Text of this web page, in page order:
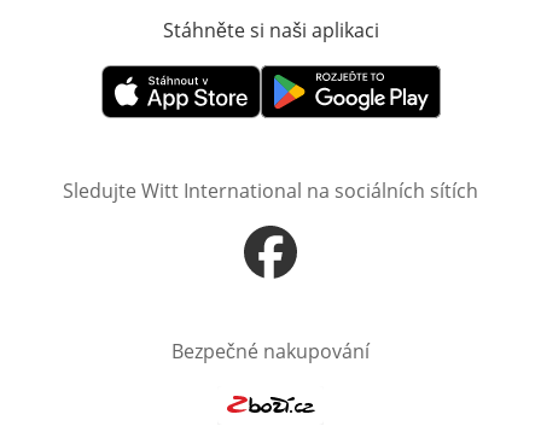
Stáhněte si naši aplikaci
Otevře v novém okněOtevře v novém okně
Sledujte Witt International na sociálních sítích
Otevře v novém okně
Bezpečné nakupování